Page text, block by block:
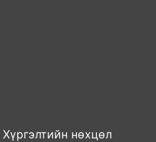
Хүргэлтийн нөхцөл